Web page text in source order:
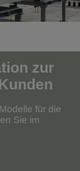
zur
für die
Sie im